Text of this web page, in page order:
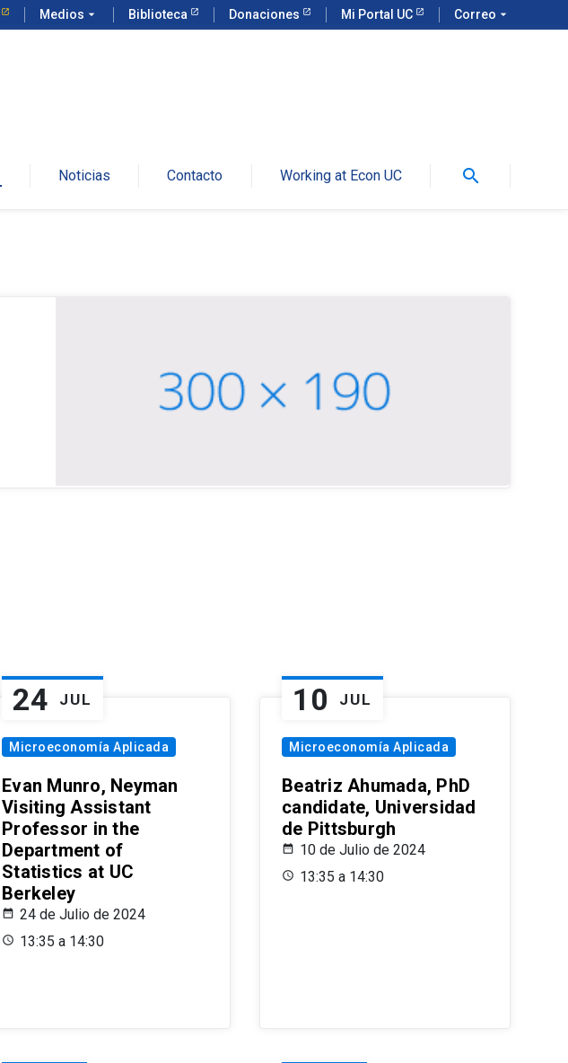
Medios arrow_drop_down Biblioteca Donaciones Mi Portal UC Correo arrow_drop_down
Noticias Contacto Working at Econ UC search
24 JUL
Microeconomía Aplicada
Evan Munro, Neyman
Visiting Assistant
Professor in the
Department of
Statistics at UC
Berkeley
24 de Julio de 2024
13:35 a 14:30
10 JUL
Microeconomía Aplicada
Beatriz Ahumada, PhD
candidate, Universidad
de Pittsburgh
10 de Julio de 2024
13:35 a 14:30